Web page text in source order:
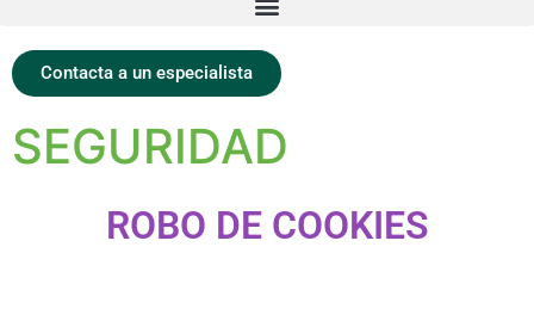
Contacta a un especialista
SEGURIDAD
ROBO DE COOKIES